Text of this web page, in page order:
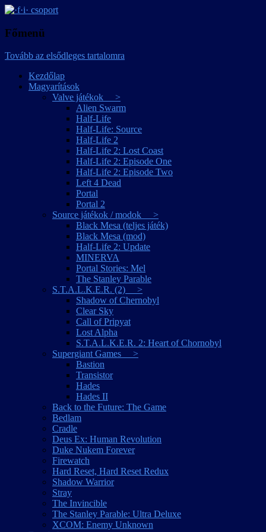
·f·i· csoport
Főmenü
Tovább az elsődleges tartalomra
Kezdőlap
Magyarítások
Valve játékok >
Alien Swarm
Half-Life
Half-Life: Source
Half-Life 2
Half-Life 2: Lost Coast
Half-Life 2: Episode One
Half-Life 2: Episode Two
Left 4 Dead
Portal
Portal 2
Source játékok / modok >
Black Mesa (teljes játék)
Black Mesa (mod)
Half-Life 2: Update
MINERVA
Portal Stories: Mel
The Stanley Parable
S.T.A.L.K.E.R. (2) >
Shadow of Chernobyl
Clear Sky
Call of Pripyat
Lost Alpha
S.T.A.L.K.E.R. 2: Heart of Chornobyl
Supergiant Games >
Bastion
Transistor
Hades
Hades II
Back to the Future: The Game
Bedlam
Cradle
Deus Ex: Human Revolution
Duke Nukem Forever
Firewatch
Hard Reset, Hard Reset Redux
Shadow Warrior
Stray
The Invincible
The Stanley Parable: Ultra Deluxe
XCOM: Enemy Unknown